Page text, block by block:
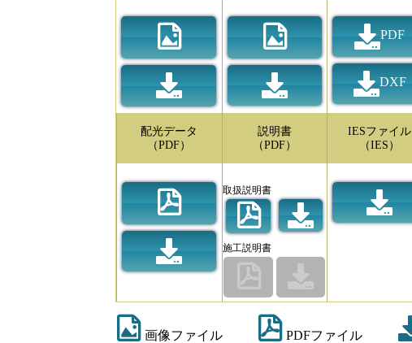
PDF
DXF
配光データ
（PDF）
説明書
（PDF）
取扱説明書
施工説明書
IESファイル
（IES）
画像ファイル PDFファイル